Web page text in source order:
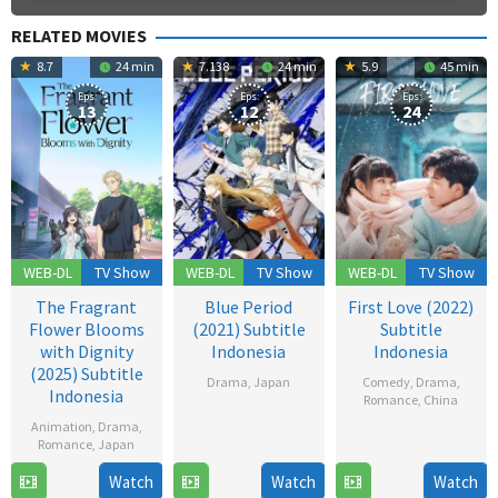
RELATED MOVIES
8.7 24 min
WEB-DL
Eps:
13
TV Show
The Fragrant
Flower Blooms
with Dignity
(2025) Subtitle
Indonesia
Animation, Drama,
Romance, Japan
Watch
7.138 24 min
WEB-DL
Eps:
12
TV Show
Blue Period
(2021) Subtitle
Indonesia
Drama, Japan
2021
Watch
5.9 45 min
WEB-DL
Eps:
24
TV Show
First Love (2022)
Subtitle
Indonesia
Comedy, Drama,
Romance, China
Dec
2022Watch